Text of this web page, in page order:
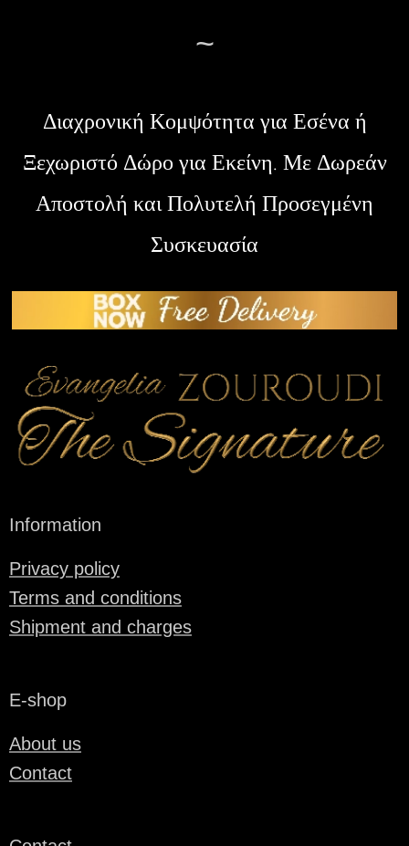
~
Διαχρονική Κομψότητα για Εσένα ή
Ξεχωριστό Δώρο για Εκείνη. Με Δωρεάν
Αποστολή και Πολυτελή Προσεγμένη
Συσκευασία
Information
Privacy policy
Terms and conditions
Shipment and charges
E-shop
About us
Contact